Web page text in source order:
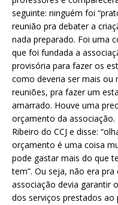
seguinte: ninguém foi
reunião pra debater a
nada preparado. Foi uma
que foi fundada a
provisória para fazer os
como deveria ser mais ou
reuniões, pra fazer um
amarrado. Houve uma
orçamento da
Ribeiro do CCJ e disse:
orçamento é uma coisa
pode gastar mais do que
tem”. Ou seja, não era
associação devia garantir
dos serviços prestados ao